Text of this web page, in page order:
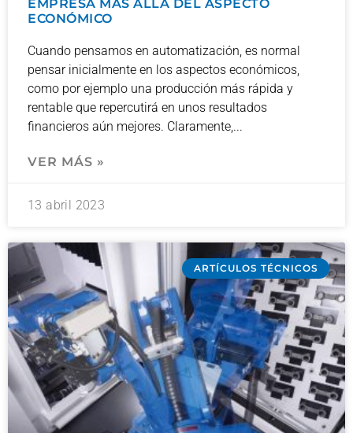
EMPRESA MÁS ALLÁ DEL ASPECTO
ECONÓMICO
Cuando pensamos en automatización, es normal
pensar inicialmente en los aspectos económicos,
como por ejemplo una producción más rápida y
rentable que repercutirá en unos resultados
financieros aún mejores. Claramente,
VER MÁS »
13 abril 2023
ARTÍCULOS TÉCNICOS